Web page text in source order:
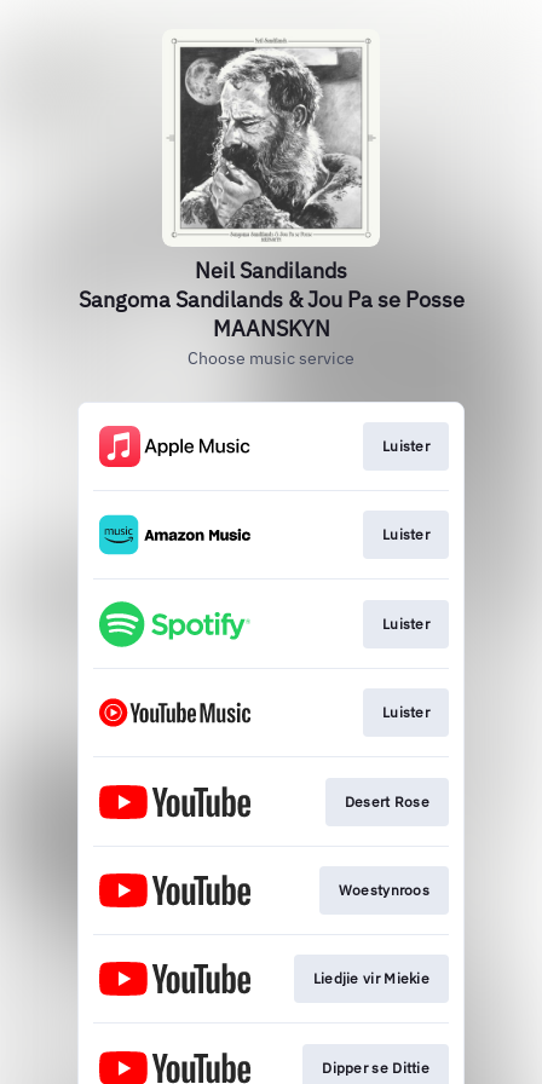
Neil Sandilands
Sangoma Sandilands & Jou Pa se Posse
MAANSKYN
Choose music service
Luister
Luister
Luister
Luister
Desert Rose
Woestynroos
Liedjie vir Miekie
Dipper se Dittie